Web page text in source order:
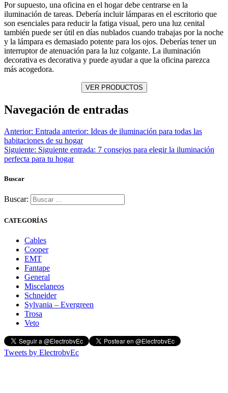
Por supuesto, una oficina en el hogar debe centrarse en la
iluminación de tareas. Debería incluir lámparas en el escritorio que
son esenciales para reducir la fatiga visual, pero una luz cenital
también puede ser útil en días nublados cuando trabajas por la noche
y la lámpara es demasiado potente para los ojos. Deberías tener un
interruptor de atenuación para la luz colgante. La iluminación
decorativa es decorativa y puede ayudar a que la oficina parezca
más acogedora.
Navegación de entradas
Anterior: Entrada anterior: Ideas de iluminación para todas las
habitaciones de su hogar
Siguiente: Siguiente entrada: 7 consejos para elegir la iluminación
perfecta para tu hogar
Buscar
Buscar:
CATEGORÍAS
Cables
Cooper
EMT
Fantape
General
Miscelaneos
Schneider
Sylvania – Evergreen
Trosa
Veto
Tweets by ElectrobvEc